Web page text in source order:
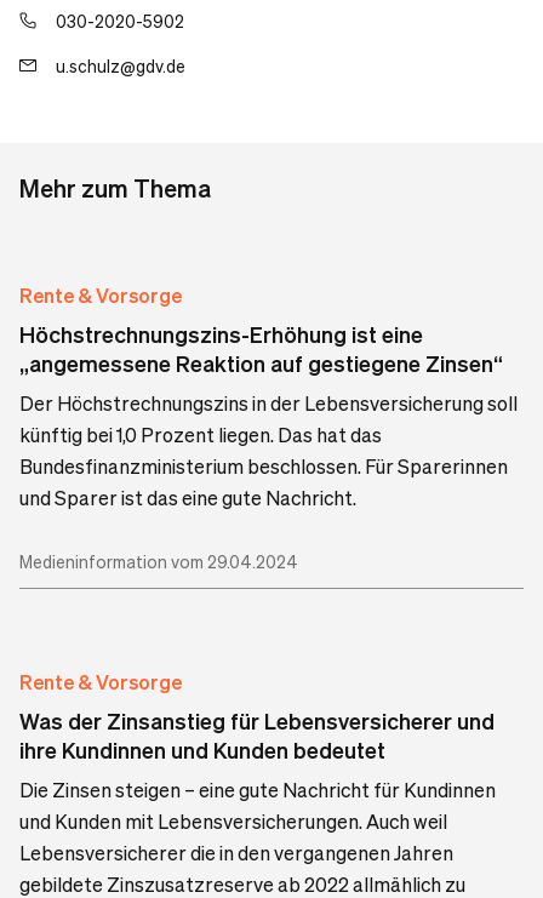
030-2020-5902
u.schulz@gdv.de
Mehr zum Thema
Rente & Vorsorge
Höchstrechnungszins-Erhöhung ist eine
„angemessene Reaktion auf gestiegene Zinsen“
Der Höchstrechnungszins in der Lebensversicherung soll
künftig bei 1,0 Prozent liegen. Das hat das
Bundesfinanzministerium beschlossen. Für Sparerinnen
und Sparer ist das eine gute Nachricht.
Medieninformation vom 29.04.2024
Rente & Vorsorge
Was der Zinsanstieg für Lebensversicherer und
ihre Kundinnen und Kunden bedeutet
Die Zinsen steigen – eine gute Nachricht für Kundinnen
und Kunden mit Lebensversicherungen. Auch weil
Lebensversicherer die in den vergangenen Jahren
gebildete Zinszusatzreserve ab 2022 allmählich zu